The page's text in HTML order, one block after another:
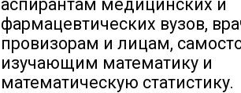
аспирантам медицинских и
фармацевтических вузов,
провизорам и лицам,
изучающим математику и
математическую статистику.